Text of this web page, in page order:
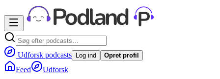
Udforsk podcasts Log ind Opret profil
Feed Udforsk